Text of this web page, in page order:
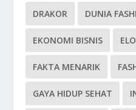
DRAKOR DUNIA
EKONOMI BISNIS
FAKTA MENARIK
GAYA HIDUP SEHAT